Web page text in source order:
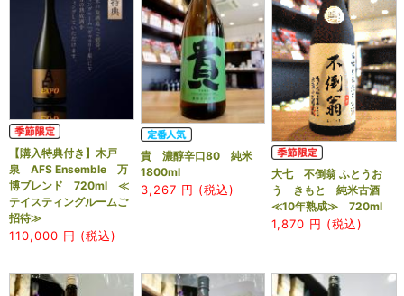
【購入特典付き】木戸
泉 AFS Ensemble 万
博ブレンド 720ml ≪
テイスティングルームご
招待≫
110,000 円 (税込)
貴 濃醇辛口80 純米
1800ml
3,267 円 (税込)
大七 不倒翁 ふとうお
う きもと 純米古酒
≪10年熟成≫ 720ml
1,870 円 (税込)